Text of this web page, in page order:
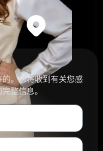
。您将收到有关您感
整信息。